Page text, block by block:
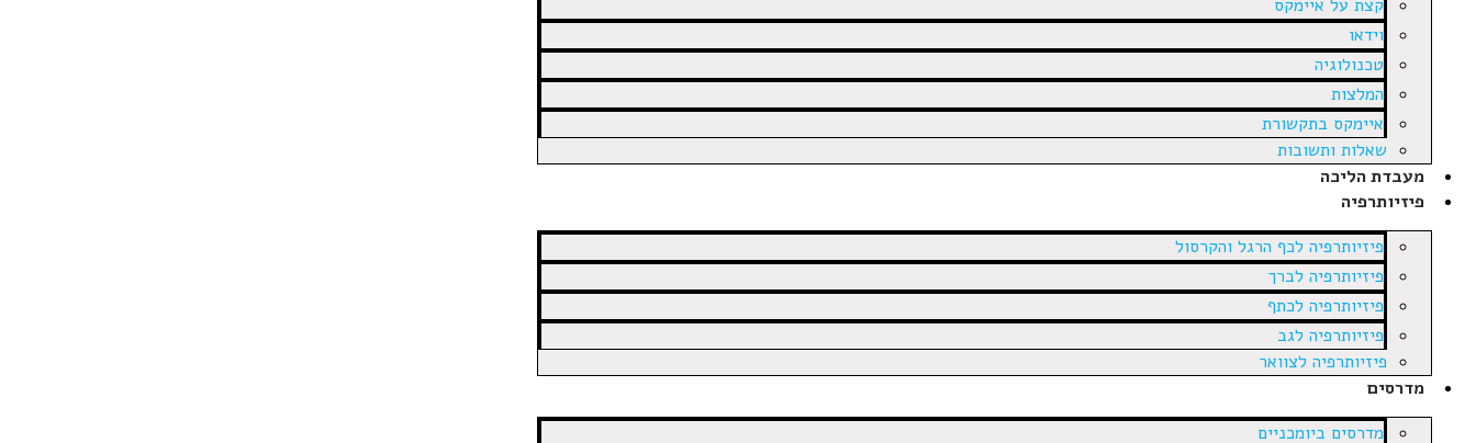
קצת על איימקס
וידאו
טכנולוגיה
המלצות
איימקס בתקשורת
שאלות ותשובות
מעבדת הליכה
פיזיותרפיה
פיזיותרפיה לכף הרגל והקרסול
פיזיותרפיה לברך
פיזיותרפיה לכתף
פיזיותרפיה לגב
פיזיותרפיה לצוואר
מדרסים
מדרסים ביומכניים